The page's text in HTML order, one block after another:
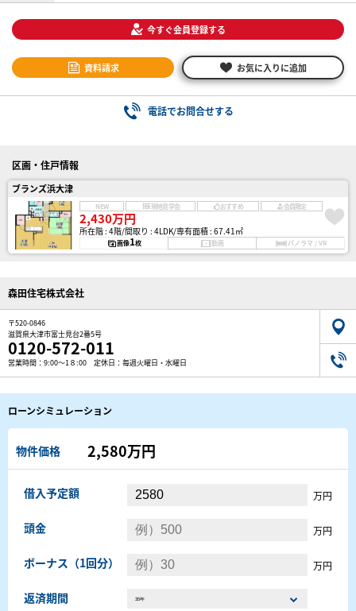
今すぐ会員登録する
資料請求 お気に入りに追加
電話でお問合せする
区画・住戸情報
ブランズ浜大津
NEW 現地見学会 おすすめ 会員限定
2,430万円
所在階 : 4階 間取り : 4LDK 専有面積 : 67.41㎡
画像1枚 動画 パノラマ / VR
森田住宅株式会社
〒520-0846
滋賀県大津市富士見台2番5号
0120-572-011
営業時間：9:00～1８:00 定休日：毎週火曜日・水曜日
ローンシミュレーション
物件価格 2,580万円
借入予定額 万円
頭金 万円
ボーナス（1回分） 万円
返済期間